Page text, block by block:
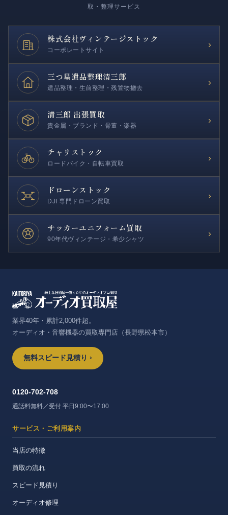
取・整理サービス
株式会社ヴィンテージストック
コーポレートサイト
›
三つ星遺品整理清三郎
遺品整理・生前整理・残置物撤去
›
清三郎 出張買取
貴金属・ブランド・骨董・楽器
›
チャリストック
ロードバイク・自転車買取
›
ドローンストック
DJI 専門ドローン買取
›
サッカーユニフォーム買取
90年代ヴィンテージ・希少シャツ
›
業界40年・累計2,000件超。
オーディオ・音響機器の買取専門店（長野県松本市）
無料スピード見積り ›
0120-702-708
通話料無料／受付 平日9:00〜17:00
サービス・ご利用案内
当店の特徴
買取の流れ
スピード見積り
オーディオ修理